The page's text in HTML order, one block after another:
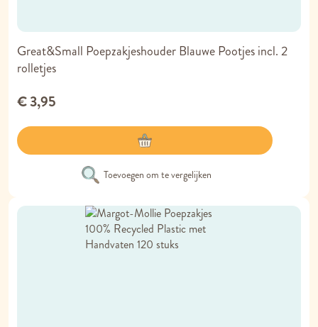
Great&Small Poepzakjeshouder Blauwe Pootjes incl. 2
rolletjes
€ 3,95
Toevoegen om te vergelijken